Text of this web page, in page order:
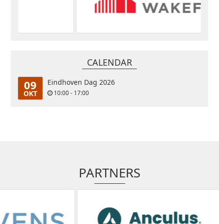
CALENDAR
09
OKT
Eindhoven Dag 2026
10:00 - 17:00
PARTNERS